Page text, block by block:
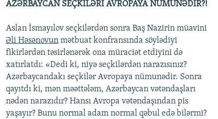
AZƏRBAYCAN SEÇKİLƏRİ AVROPAYA NÜMUNƏDİR?!
Aslan İsmayılov seçkilərdən sonra Baş Nazirin müavini
Əli Həsənovun mətbuat konfransında söylədiyi
fikirlərdən təsirlənərək ona müraciət etdiyini də
xatırlatdı: «Dedi ki, niyə seçkilərdən narazısınız?
Azərbaycandakı seçkilər Avropaya nümunədir. Sonra
qayıtdı ki, mən məəttələm, Azərbaycan vətəndaşları
nədən narazıdır? Hansı Avropa vətəndaşından pis
yaşayır? Bunu normal adam normal qəbul edə bilərmi?